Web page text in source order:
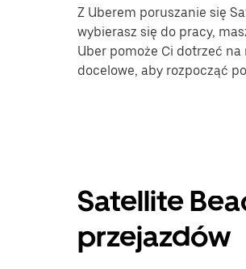
Z Uberem poruszanie się
wybierasz się do pracy,
Uber pomoże Ci dotrzeć
docelowe, aby rozpocząć
Satellite
przejazdów